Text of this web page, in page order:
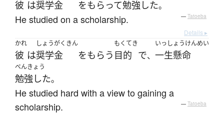
彼 は奨学金 をもらって勉強した。
He studied on a scholarship. — Tatoeba
Details ▸
かれ
彼 は
しょうがくきん
奨学金 をもらう
もくてき
目的 で、
いっしょうけんめい
一生懸命
べんきょう
勉強した。
He studied hard with a view to gaining a
scholarship.
— Tatoeba